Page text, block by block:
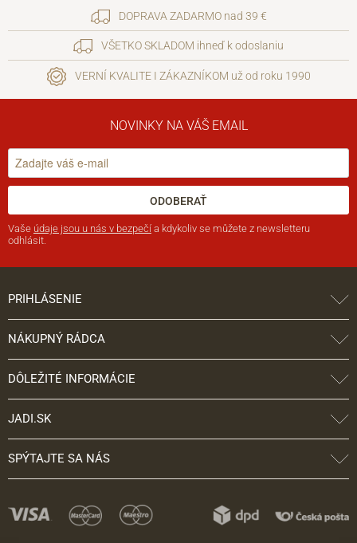
DOPRAVA ZADARMO nad 39 €
VŠETKO SKLADOM ihneď k odoslaniu
VERNÍ KVALITE I ZÁKAZNÍKOM už od roku 1990
NOVINKY NA VÁŠ EMAIL
ODOBERAŤ
Vaše údaje jsou u nás v bezpečí a kdykoliv se můžete z newsletteru
odhlásit.
PRIHLÁSENIE
NÁKUPNÝ RÁDCA
DÔLEŽITÉ INFORMÁCIE
JADI.SK
SPÝTAJTE SA NÁS